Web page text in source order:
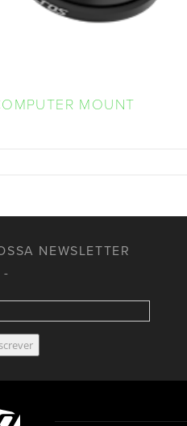
MOUNT
NEWSLETTER